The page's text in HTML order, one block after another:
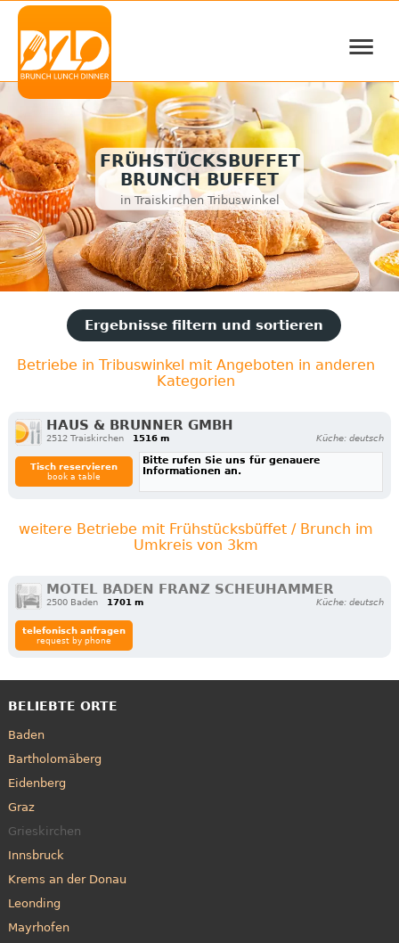
≡
FRÜHSTÜCKSBUFFET
BRUNCH BUFFET
in Traiskirchen Tribuswinkel
Ergebnisse filtern und sortieren
Betriebe in Tribuswinkel mit Angeboten in anderen
Kategorien
HAUS & BRUNNER GMBH
2512 Traiskirchen 1516 m Küche: deutsch
Tisch reservieren
book a table
Bitte rufen Sie uns für genauere
Informationen an.
weitere Betriebe mit Frühstücksbüffet / Brunch im
Umkreis von 3km
MOTEL BADEN FRANZ SCHEUHAMMER
2500 Baden 1701 m Küche: deutsch
telefonisch anfragen
request by phone
BELIEBTE ORTE
Baden
Bartholomäberg
Eidenberg
Graz
Grieskirchen
Innsbruck
Krems an der Donau
Leonding
Mayrhofen